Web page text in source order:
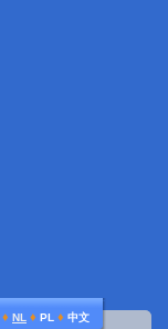
♦ NL ♦ PL ♦ 中文